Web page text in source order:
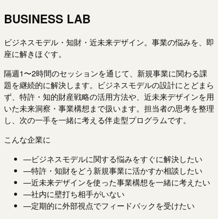
BUSINESS LAB
ビジネスモデル・知財・近未来デザイン。事業の悩みを、即
座に解きほぐす。
隔週1〜2時間のセッションを通じて、新規事業に関わる課
題を継続的に解決します。ビジネスモデルの設計にとどまら
ず、特許・知的財産戦略の活用方法や、近未来デザインを用
いた未来洞察・事業構想まで扱います。担当者の思考を整理
し、次の一手を一緒に考える伴走型プログラムです。
こんな企業に
—ビジネスモデルに関する悩みをすぐに解決したい
—特許・知財をどう新規事業に活かすか相談したい
—近未来デザインを使った事業構想を一緒に考えたい
—社内に壁打ち相手がいない
—定期的に外部視点でフィードバックを受けたい